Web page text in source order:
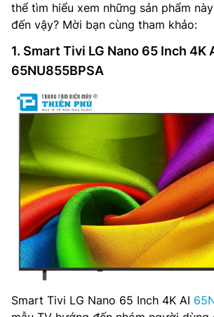
thể tìm hiểu xem những sản phẩm
đến vậy? Mời bạn cùng tham khảo:
1. Smart Tivi LG Nano 65 Inch 4K
65NU855BPSA
Smart Tivi LG Nano 65 Inch 4K AI